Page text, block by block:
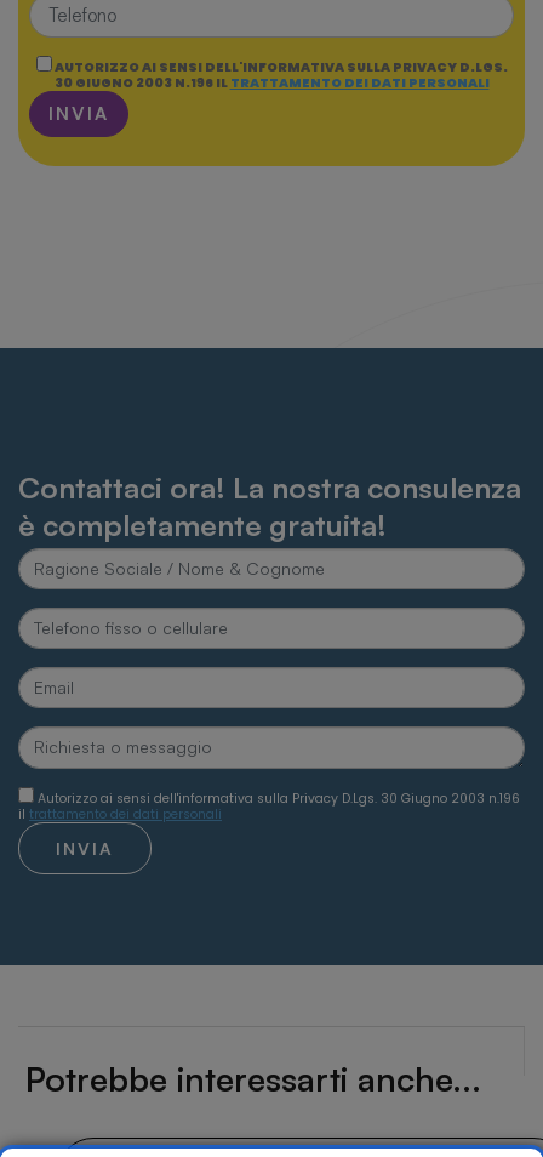
AUTORIZZO AI SENSI DELL'INFORMATIVA SULLA PRIVACY D.LGS.
30 GIUGNO 2003 N.196 IL TRATTAMENTO DEI DATI PERSONALI
INVIA
Contattaci ora! La nostra consulenza
è completamente gratuita!
Autorizzo ai sensi dell'informativa sulla Privacy D.Lgs. 30 Giugno 2003 n.196
il trattamento dei dati personali
INVIA
Potrebbe interessarti anche...